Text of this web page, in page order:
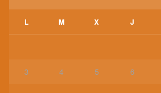
L M X J
3 4 5 6